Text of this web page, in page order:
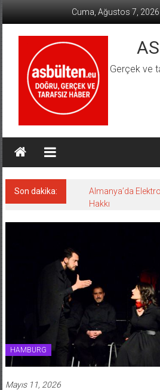
Cuma, Ağustos 7, 2026
Gerçek ve
Son dakika:
Almanya’da
Hakkı
HAMBURG
Mayıs 11, 2026